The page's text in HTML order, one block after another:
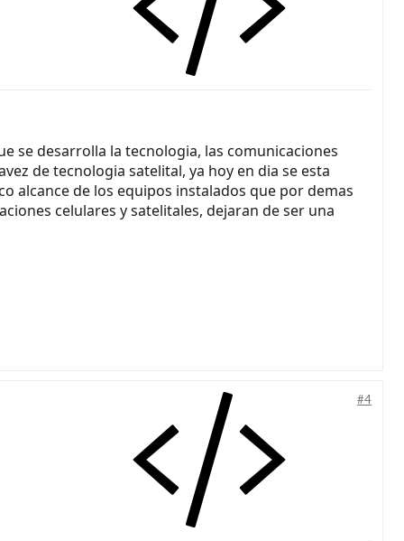
se desarrolla la tecnologia, las comunicaciones
de tecnologia satelital, ya hoy en dia se esta
alcance de los equipos instalados que por demas
celulares y satelitales, dejaran de ser una
#4